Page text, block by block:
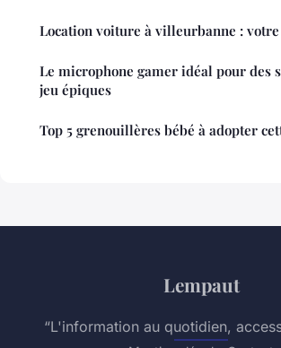
Location voiture à villeurbanne :
Le microphone gamer idéal pour des
jeu épiques
Top 5 grenouillères bébé à adopter
Lempaut
“L'information au quotidien,